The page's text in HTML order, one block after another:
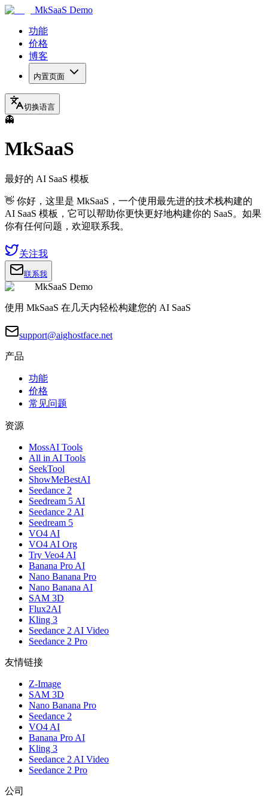
MkSaaS Demo
功能
价格
博客
内置页面
切换语言
👻
MkSaaS
最好的 AI SaaS 模板
👋 你好，这里是 MkSaaS，一个使用最先进的技术栈构建的
AI SaaS 模板，它可以帮助你更快更好地构建你的 SaaS。如果
你有任何问题，欢迎联系我。
关注我
联系我
MkSaaS Demo
使用 MkSaaS 在几天内轻松构建您的 AI SaaS
support@aighostface.net
产品
功能
价格
常见问题
资源
MossAI Tools
All in AI Tools
SeekTool
ShowMeBestAI
Seedance 2
Seedream 5 AI
Seedance 2 AI
Seedream 5
VO4 AI
VO4 AI Org
Try Veo4 AI
Banana Pro AI
Nano Banana Pro
Nano Banana AI
SAM 3D
Flux2AI
Kling 3
Seedance 2 AI Video
Seedance 2 Pro
友情链接
Z-Image
SAM 3D
Nano Banana Pro
Seedance 2
VO4 AI
Banana Pro AI
Kling 3
Seedance 2 AI Video
Seedance 2 Pro
公司